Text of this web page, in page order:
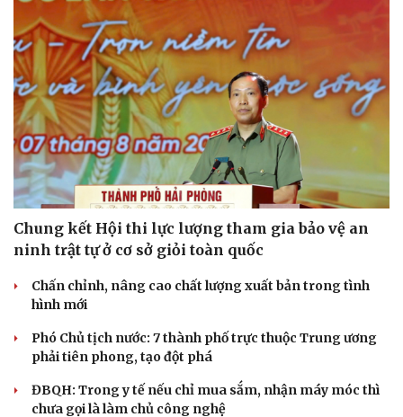
Chung kết Hội thi lực lượng tham gia bảo vệ an
ninh trật tự ở cơ sở giỏi toàn quốc
Chấn chỉnh, nâng cao chất lượng xuất bản trong tình
hình mới
Phó Chủ tịch nước: 7 thành phố trực thuộc Trung ương
phải tiên phong, tạo đột phá
ĐBQH: Trong y tế nếu chỉ mua sắm, nhận máy móc thì
chưa gọi là làm chủ công nghệ